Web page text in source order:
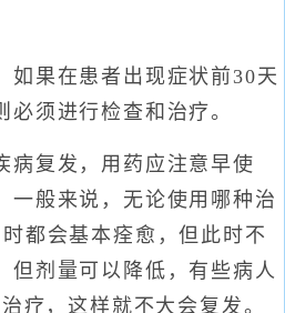
果在患者出现症状前30天
须进行检查和治疗。
复发，用药应注意早使
一般来说，无论使用哪种治
都会基本痊愈，但此时不
但剂量可以降低，有些病人
疗，这样就不大会复发。